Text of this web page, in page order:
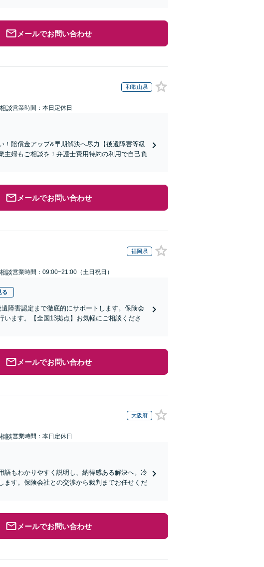
メールでお問い合わせ
和歌山県
談営業時間：本日定休日
！賠償金アップ&早期解決へ尽力【後遺障害等級
婦もご相談を！弁護士費用特約の利用で自己負
メールでお問い合わせ
福岡県
談営業時間：09:00~21:00（土日祝日）
る
障害認定まで徹底的にサポートします。保険会
ます。【全国13拠点】お気軽にご相談くださ
メールでお問い合わせ
大阪府
談営業時間：本日定休日
語もわかりやすく説明し、納得感ある解決へ。冷
す。保険会社との交渉から裁判までお任せくだ
メールでお問い合わせ